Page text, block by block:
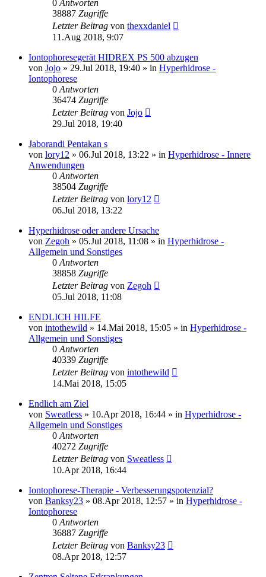
0 Antworten
38887 Zugriffe
Letzter Beitrag von thexxdaniel
11.Aug 2018, 9:07
Iontophoresegerät HIDREX PS 500 abzugen
von Jojo » 29.Jul 2018, 19:40 » in Hyperhidrose -
Iontophorese
0 Antworten
36474 Zugriffe
Letzter Beitrag von Jojo
29.Jul 2018, 19:40
Jaborandi Pentakan s
von lory12 » 06.Jul 2018, 13:22 » in Hyperhidrose - Innere
Anwendungen
0 Antworten
38504 Zugriffe
Letzter Beitrag von lory12
06.Jul 2018, 13:22
Hyperhidrose oder andere Ursache
von Zegoh » 05.Jul 2018, 11:08 » in Hyperhidrose -
Allgemein und Sonstiges
0 Antworten
38858 Zugriffe
Letzter Beitrag von Zegoh
05.Jul 2018, 11:08
ENDLICH HILFE
von intothewild » 14.Mai 2018, 15:05 » in Hyperhidrose -
Allgemein und Sonstiges
0 Antworten
40339 Zugriffe
Letzter Beitrag von intothewild
14.Mai 2018, 15:05
Endlich am Ziel
von Sweatless » 10.Apr 2018, 16:44 » in Hyperhidrose -
Allgemein und Sonstiges
0 Antworten
40272 Zugriffe
Letzter Beitrag von Sweatless
10.Apr 2018, 16:44
Iontophorese-Therapie - Verbesserungspotenzial?
von Banksy23 » 08.Apr 2018, 12:57 » in Hyperhidrose -
Iontophorese
0 Antworten
36887 Zugriffe
Letzter Beitrag von Banksy23
08.Apr 2018, 12:57